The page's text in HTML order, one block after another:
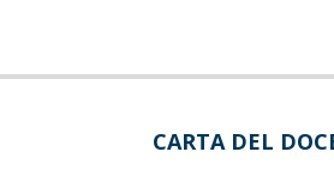
CARTA DEL